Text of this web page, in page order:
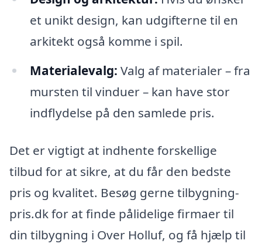
et unikt design, kan udgifterne til en
arkitekt også komme i spil.
Materialevalg: Valg af materialer – fra
mursten til vinduer – kan have stor
indflydelse på den samlede pris.
Det er vigtigt at indhente forskellige
tilbud for at sikre, at du får den bedste
pris og kvalitet. Besøg gerne tilbygning-
pris.dk for at finde pålidelige firmaer til
din tilbygning i Over Holluf, og få hjælp til